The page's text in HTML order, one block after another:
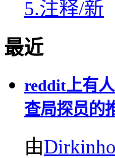
5.注释/新
最近
reddit上有
查局探员的
由